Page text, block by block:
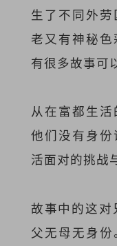
生了不同外
老又有神秘色
有很多故事可
从在富都生
他们没有身
活面对的挑战
故事中的这对
父无母无身